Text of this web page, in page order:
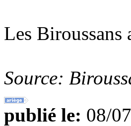
Les Biroussans
Source:
publié le: 08/